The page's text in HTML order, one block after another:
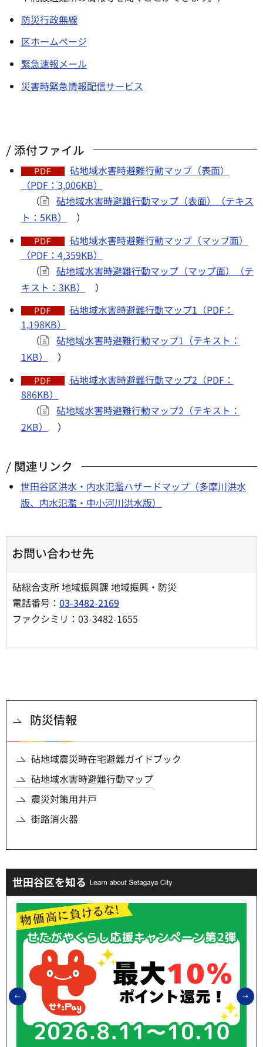
防災行政無線
区ホームページ
緊急速報メール
災害時緊急情報配信サービス
添付ファイル
砧地域水害時避難行動マップ（表面）
（PDF：3,006KB）
（
砧地域水害時避難行動マップ（表面）（テキス
ト：5KB）
）
砧地域水害時避難行動マップ（マップ面）
（PDF：4,359KB）
（
砧地域水害時避難行動マップ（マップ面）（テ
キスト：3KB）
）
砧地域水害時避難行動マップ1（PDF：
1,198KB）
（
砧地域水害時避難行動マップ1（テキスト：
1KB）
）
砧地域水害時避難行動マップ2（PDF：
886KB）
（
砧地域水害時避難行動マップ2（テキスト：
2KB）
）
関連リンク
世田谷区洪水・内水氾濫ハザードマップ（多摩川洪水
版、内水氾濫・中小河川洪水版）
お問い合わせ先
砧総合支所 地域振興課 地域振興・防災
電話番号： 03-3482-2169
ファクシミリ：03-3482-1655
防災情報
砧地域震災時在宅避難ガイドブック
砧地域水害時避難行動マップ
震災対策用井戸
街路消火器
世田谷区を知る
前のスライドを表示